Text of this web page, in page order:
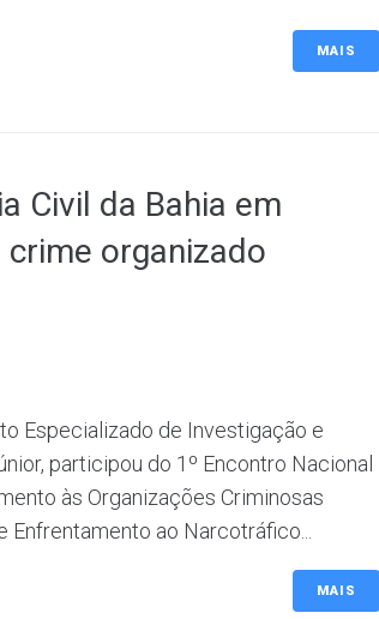
MAIS
Civil da Bahia em
organizado
Especializado de Investigação e
participou do 1º Encontro Nacional
às Organizações Criminosas
ao Narcotráfico...
MAIS